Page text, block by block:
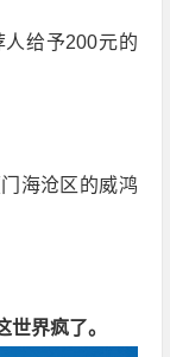
给予200元的
海沧区的威鸿
界疯了。